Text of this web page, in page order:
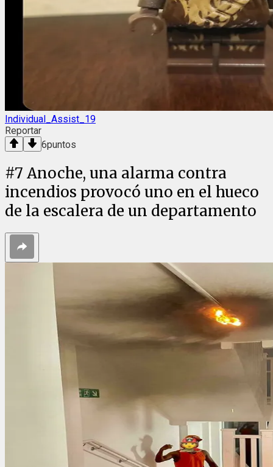
Individual_Assist_19
Reportar
6puntos
#7 Anoche, una alarma contra
incendios provocó uno en el hueco
de la escalera de un departamento